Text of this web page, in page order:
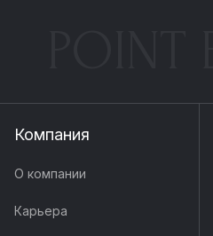
Компания
О компании
Карьера